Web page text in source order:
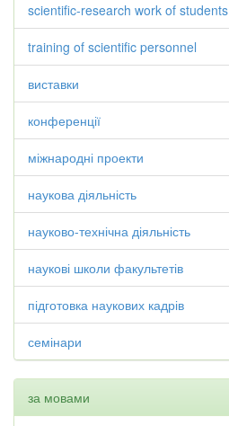
scientific-research work of students
training of scientific personnel
виставки
конференції
міжнародні проекти
наукова діяльність
науково-технічна діяльність
наукові школи факультетів
підготовка наукових кадрів
семінари
за мовами